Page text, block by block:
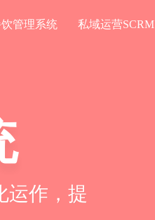
管理系统 私域运营SCRM
运作，提